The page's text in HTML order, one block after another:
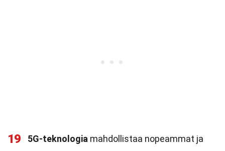
19 5G-teknologia mahdollistaa nopeammat ja